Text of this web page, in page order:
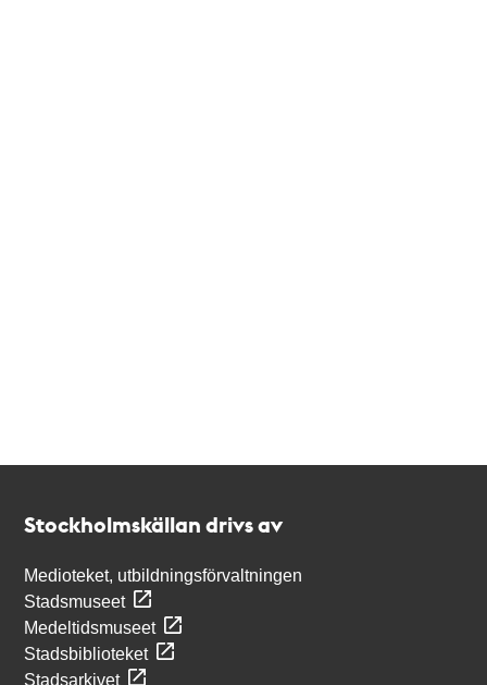
Stockholmskällan drivs av
Medioteket, utbildningsförvaltningen
Stadsmuseet
Medeltidsmuseet
Stadsbiblioteket
Stadsarkivet